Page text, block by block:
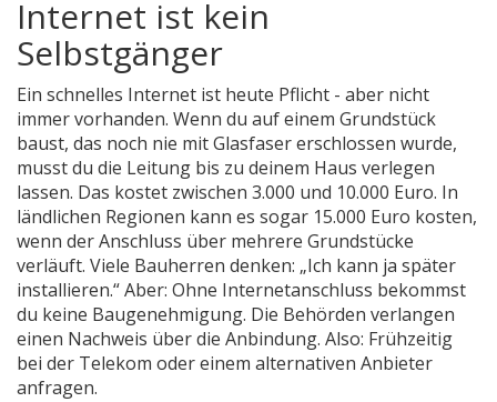
Internet ist kein
Selbstgänger
Ein schnelles Internet ist heute Pflicht - aber nicht
immer vorhanden. Wenn du auf einem Grundstück
baust, das noch nie mit Glasfaser erschlossen wurde,
musst du die Leitung bis zu deinem Haus verlegen
lassen. Das kostet zwischen 3.000 und 10.000 Euro. In
ländlichen Regionen kann es sogar 15.000 Euro kosten,
wenn der Anschluss über mehrere Grundstücke
verläuft. Viele Bauherren denken: „Ich kann ja später
installieren.“ Aber: Ohne Internetanschluss bekommst
du keine Baugenehmigung. Die Behörden verlangen
einen Nachweis über die Anbindung. Also: Frühzeitig
bei der Telekom oder einem alternativen Anbieter
anfragen.